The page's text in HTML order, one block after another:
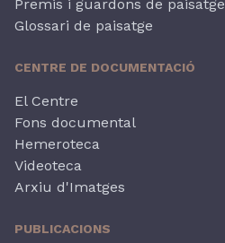
Premis i guardons de paisatge
Glossari de paisatge
CENTRE DE DOCUMENTACIÓ
El Centre
Fons documental
Hemeroteca
Videoteca
Arxiu d'Imatges
PUBLICACIONS